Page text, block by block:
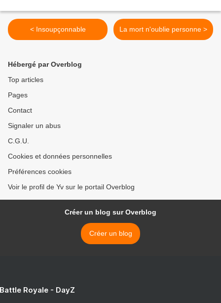
< Insoupçonnable La mort n'oublie personne >
Hébergé par Overblog
Top articles
Pages
Contact
Signaler un abus
C.G.U.
Cookies et données personnelles
Préférences cookies
Voir le profil de Yv sur le portail Overblog
Créer un blog sur Overblog
Créer un blog
Royale - DayZ